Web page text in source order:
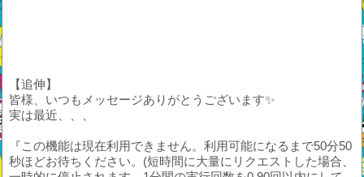
【追伸】
皆様、いつもメッセージありがとうございます✨
実は最近、、、
『この機能は現在利用できません。利用可能になるまで50分50
秒ほどお待ちください。(短時間に大量にリクエストした場合、